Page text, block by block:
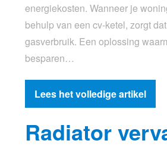
energiekosten. Wanneer je
behulp van een cv-ketel, zorgt
gasverbruik. Een oplossing
besparen…
Lees het volledige artikel
Radiator